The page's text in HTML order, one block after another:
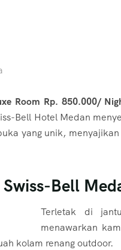
Room Rp. 850.000/
Bell Hotel Medan
yang unik,
Bell
Terletak di
menawarkan
kolam renang outdoor.